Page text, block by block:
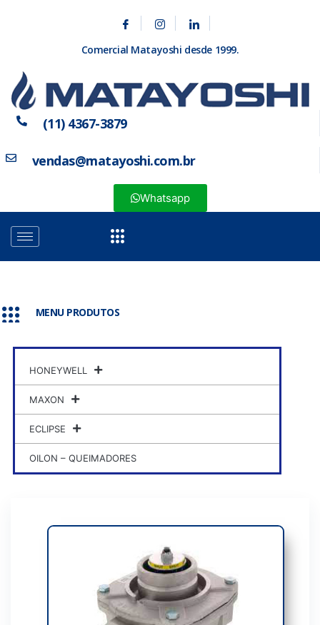
Comercial Matayoshi desde 1999.
(11) 4367-3879
vendas@matayoshi.com.br
Whatsapp
MENU PRODUTOS
HONEYWELL
MAXON
ECLIPSE
OILON – QUEIMADORES